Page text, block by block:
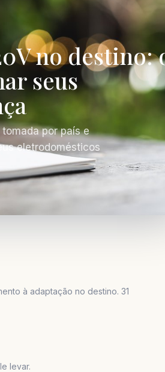
no destino:
seus
por país e
eletrodomésticos
à adaptação no destino. 31
levar.